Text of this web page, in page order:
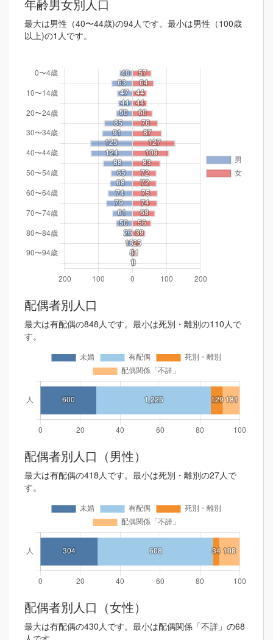
年齢男女別人口
最大は男性（40〜44歳)の94人です。最小は男性（100歳
以上)の1人です。
配偶者別人口
最大は有配偶の848人です。最小は死別・離別の110人で
す。
配偶者別人口（男性）
最大は有配偶の418人です。最小は死別・離別の27人で
す。
配偶者別人口（女性）
最大は有配偶の430人です。最小は配偶関係「不詳」の68